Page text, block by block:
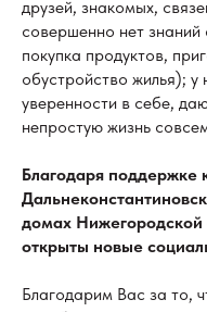
друзей, знакомых,
совершенно нет
покупка продуктов,
обустройство жилья);
уверенности в себе,
непростую жизнь
Благодаря
домах
открыты новые
Благодарим Вас за то,